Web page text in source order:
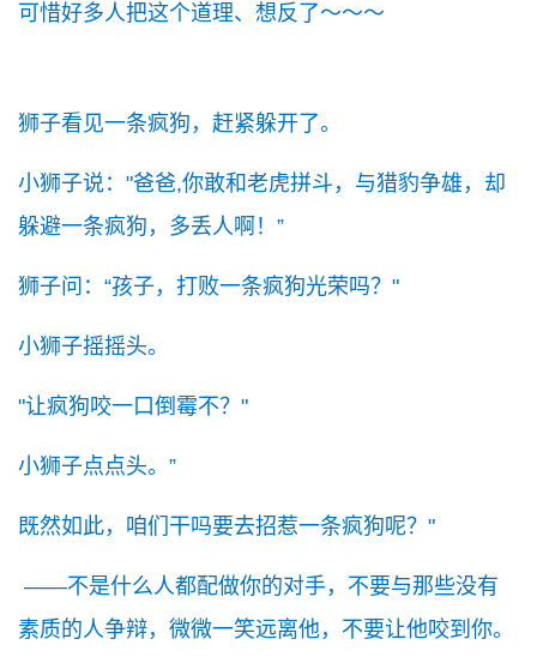
可惜好多人把这个道理、想反了～～～
狮子看见一条疯狗，赶紧躲开了。
小狮子说："爸爸,你敢和老虎拼斗，与猎豹争雄，却
躲避一条疯狗，多丢人啊！”
狮子问：“孩子，打败一条疯狗光荣吗？"
小狮子摇摇头。
"让疯狗咬一口倒霉不？"
小狮子点点头。”
既然如此，咱们干吗要去招惹一条疯狗呢？"
——不是什么人都配做你的对手，不要与那些没有
素质的人争辩，微微一笑远离他，不要让他咬到你。